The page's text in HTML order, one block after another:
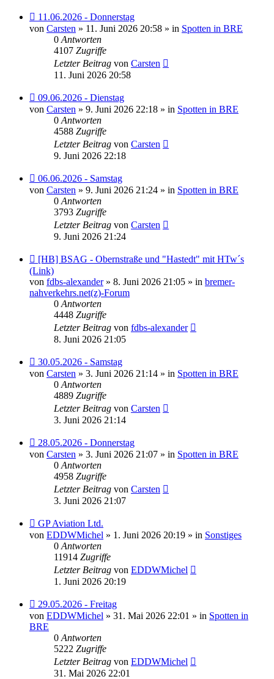
Neuer
Beitrag
11.06.2026 - Donnerstag
von Carsten » 11. Juni 2026 20:58 » in Spotten in BRE
0 Antworten
4107 Zugriffe
Letzter Beitrag von Carsten
11. Juni 2026 20:58
Neuer
Beitrag
09.06.2026 - Dienstag
von Carsten » 9. Juni 2026 22:18 » in Spotten in BRE
0 Antworten
4588 Zugriffe
Letzter Beitrag von Carsten
9. Juni 2026 22:18
Neuer
Beitrag
06.06.2026 - Samstag
von Carsten » 9. Juni 2026 21:24 » in Spotten in BRE
0 Antworten
3793 Zugriffe
Letzter Beitrag von Carsten
9. Juni 2026 21:24
Neuer
Beitrag
[HB] BSAG - Obernstraße und "Hastedt" mit HTw´s
(Link)
von fdbs-alexander» 8. Juni 2026 21:05 » in bremer-
nahverkehrs.net(z)-Forum
0 Antworten
4448 Zugriffe
Letzter Beitrag von fdbs-alexander
8. Juni 2026 21:05
Neuer
Beitrag
30.05.2026 - Samstag
von Carsten » 3. Juni 2026 21:14 » in Spotten in BRE
0 Antworten
4889 Zugriffe
Letzter Beitrag von Carsten
3. Juni 2026 21:14
Neuer
Beitrag
28.05.2026 - Donnerstag
von Carsten » 3. Juni 2026 21:07 » in Spotten in BRE
0 Antworten
4958 Zugriffe
Letzter Beitrag von Carsten
3. Juni 2026 21:07
Neuer
Beitrag
GP Aviation Ltd.
von EDDWMichel » 1. Juni 2026 20:19 » in Sonstiges
0 Antworten
11914 Zugriffe
Letzter Beitrag von EDDWMichel
1. Juni 2026 20:19
Neuer
Beitrag
29.05.2026 - Freitag
von EDDWMichel » 31. Mai 2026 22:01 » in Spotten in
BRE
0 Antworten
5222 Zugriffe
Letzter Beitrag von EDDWMichel
31. Mai 2026 22:01